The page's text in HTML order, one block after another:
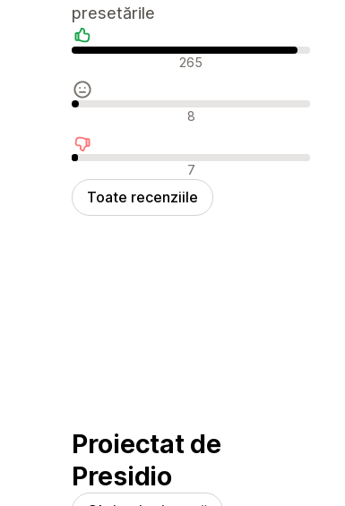
presetările
Recenzii pozitive265
Recenzii neutre 8
Recenzii negative7
Toate recenziile
Proiectat de
Presidio